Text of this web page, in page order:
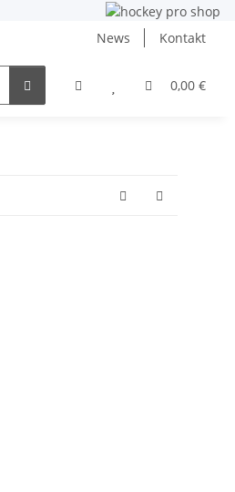
News Kontakt
0,00 €
NHL und DEB Angebote